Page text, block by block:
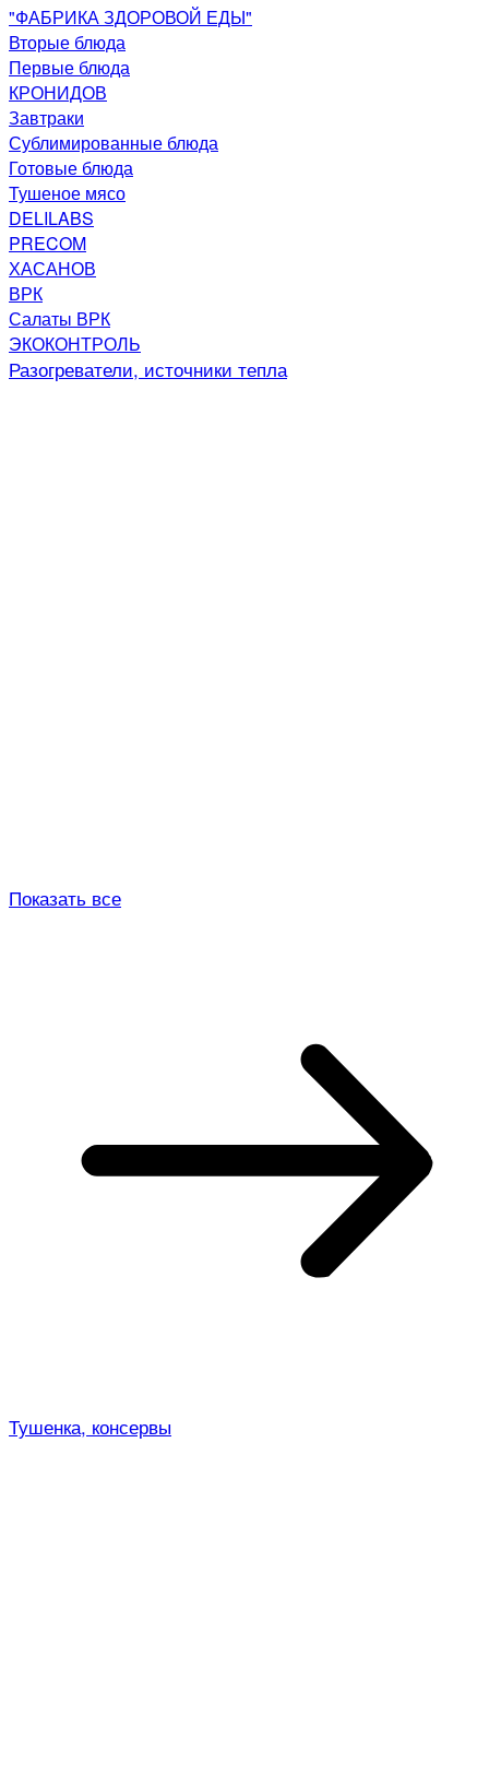
"ФАБРИКА ЗДОРОВОЙ ЕДЫ"
Вторые блюда
Первые блюда
КРОНИДОВ
Завтраки
Сублимированные блюда
Готовые блюда
Тушеное мясо
DELILABS
PRECOM
ХАСАНОВ
ВРК
Салаты ВРК
ЭКОКОНТРОЛЬ
Разогреватели, источники тепла
Показать все
Тушенка, консервы